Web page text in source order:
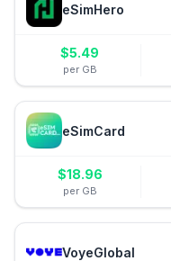
eSimHero
$5.49
per GB
eSimCard
$18.96
per GB
VoyeGlobal